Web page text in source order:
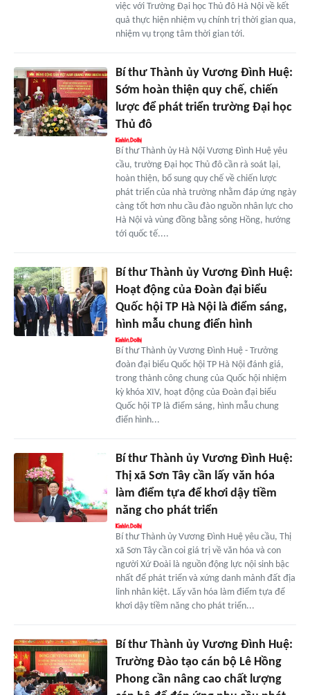
việc với Trường Đại học Thủ đô Hà Nội về kết
quả thực hiện nhiệm vụ chính trị thời gian qua,
nhiệm vụ trọng tâm thời gian tới.
Bí thư Thành ủy Vương Đình Huệ:
Sớm hoàn thiện quy chế, chiến
lược để phát triển trường Đại học
Thủ đô
Bí thư Thành ủy Hà Nội Vương Đình Huệ yêu
cầu, trường Đại học Thủ đô cần rà soát lại,
hoàn thiện, bổ sung quy chế về chiến lược
phát triển của nhà trường nhằm đáp ứng ngày
càng tốt hơn nhu cầu đào nguồn nhân lực cho
Hà Nội và vùng đồng bằng sông Hồng, hướng
tới quốc tế....
Bí thư Thành ủy Vương Đình Huệ:
Hoạt động của Đoàn đại biểu
Quốc hội TP Hà Nội là điểm sáng,
hình mẫu chung điển hình
Bí thư Thành ủy Vương Đình Huệ - Trưởng
đoàn đại biểu Quốc hội TP Hà Nội đánh giá,
trong thành công chung của Quốc hội nhiệm
kỳ khóa XIV, hoạt động của Đoàn đại biểu
Quốc hội TP là điểm sáng, hình mẫu chung
điển hình...
Bí thư Thành ủy Vương Đình Huệ:
Thị xã Sơn Tây cần lấy văn hóa
làm điểm tựa để khơi dậy tiềm
năng cho phát triển
Bí thư Thành ủy Vương Đình Huệ yêu cầu, Thị
xã Sơn Tây cần coi giá trị về văn hóa và con
người Xứ Đoài là nguồn động lực nội sinh bậc
nhất để phát triển và xứng danh mảnh đất địa
linh nhân kiệt. Lấy văn hóa làm điểm tựa để
khơi dậy tiềm năng cho phát triển...
Bí thư Thành ủy Vương Đình Huệ:
Trường Đào tạo cán bộ Lê Hồng
Phong cần nâng cao chất lượng